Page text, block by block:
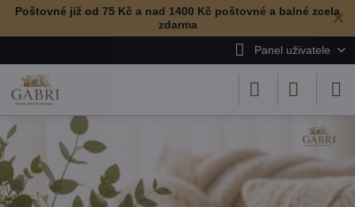
✕
Poštovné již od 75 Kč a nad 1400 Kč poštovné a balné zcela
zdarma
Panel uživatele